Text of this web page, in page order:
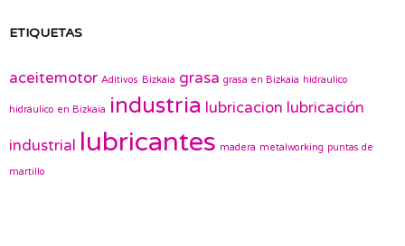
ETIQUETAS
aceitemotor Aditivos Bizkaia grasa grasa en Bizkaia hidraulico
hidráulico en Bizkaia industria lubricacion lubricación
industrial lubricantes madera metalworking puntas de
martillo